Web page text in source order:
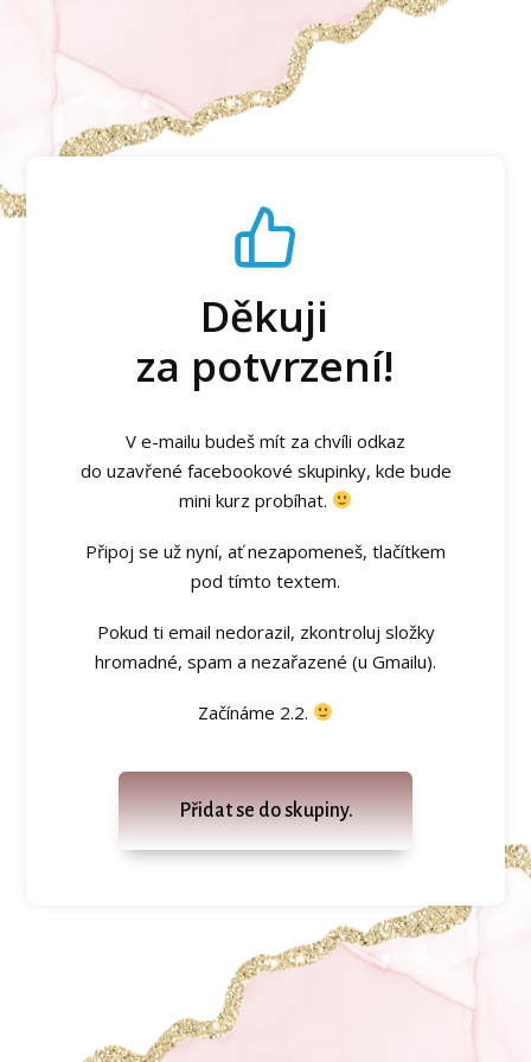
Děkuji
za potvrzení!
V e-mailu budeš mít za chvíli odkaz
do uzavřené facebookové skupinky, kde bude
mini kurz probíhat.
Připoj se už nyní, ať nezapomeneš, tlačítkem
pod tímto textem.
Pokud ti email nedorazil, zkontroluj složky
hromadné, spam a nezařazené (u Gmailu).
Začínáme 2.2.
Přidat se do skupiny.